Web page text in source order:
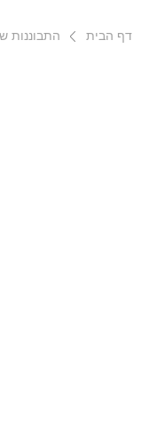
דף הבית התבוננות